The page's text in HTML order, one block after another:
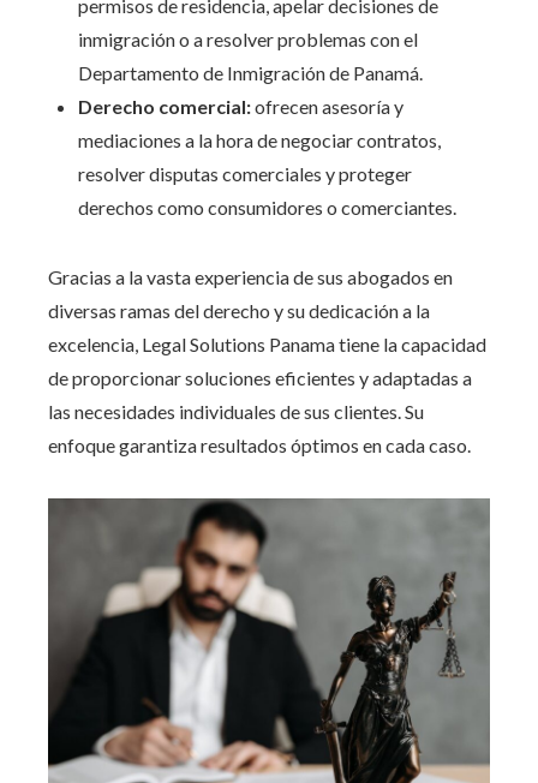
permisos de residencia, apelar decisiones de
inmigración o a resolver problemas con el
Departamento de Inmigración de Panamá.
Derecho comercial:ofrecen asesoría y
mediaciones a la hora de negociar contratos,
resolver disputas comerciales y proteger
derechos como consumidores o comerciantes.
Gracias a la vasta experiencia de sus abogados en
diversas ramas del derecho y su dedicación a la
excelencia, Legal Solutions Panama tiene la capacidad
de proporcionar soluciones eficientes y adaptadas a
las necesidades individuales de sus clientes. Su
enfoque garantiza resultados óptimos en cada caso.